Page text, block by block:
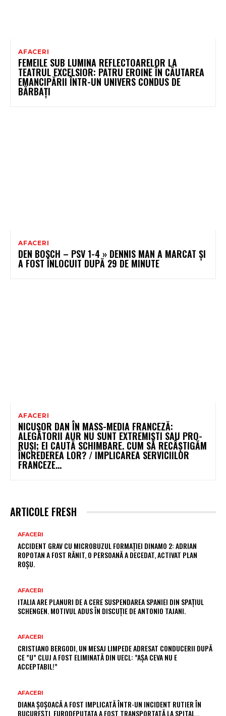
AFACERI
FEMEILE SUB LUMINA REFLECTOARELOR LA
TEATRUL EXCELSIOR: PATRU EROINE ÎN CĂUTAREA
EMANCIPĂRII ÎNTR-UN UNIVERS CONDUS DE
BĂRBAȚI
AFACERI
DEN BOSCH – PSV 1-4 » DENNIS MAN A MARCAT ȘI
A FOST ÎNLOCUIT DUPĂ 29 DE MINUTE
AFACERI
NICUȘOR DAN ÎN MASS-MEDIA FRANCEZĂ:
ALEGĂTORII AUR NU SUNT EXTREMIȘTI SAU PRO-
RUȘI; EI CAUTĂ SCHIMBARE. CUM SĂ RECÂȘTIGĂM
ÎNCREDEREA LOR? / IMPLICAREA SERVICIILOR
FRANCEZE...
ARTICOLE FRESH
AFACERI
ACCIDENT GRAV CU MICROBUZUL FORMAȚIEI DINAMO 2: ADRIAN
ROPOTAN A FOST RĂNIT, O PERSOANĂ A DECEDAT, ACTIVAT PLAN
ROȘU.
AFACERI
ITALIA ARE PLANURI DE A CERE SUSPENDAREA SPANIEI DIN SPAȚIUL
SCHENGEN. MOTIVUL ADUS ÎN DISCUȚIE DE ANTONIO TAJANI.
AFACERI
CRISTIANO BERGODI, UN MESAJ LIMPEDE ADRESAT CONDUCERII DUPĂ
CE ”U” CLUJ A FOST ELIMINATĂ DIN UECL: ”AȘA CEVA NU E
ACCEPTABIL!”
AFACERI
DIANA ȘOȘOACĂ A FOST IMPLICATĂ ÎNTR-UN INCIDENT RUTIER ÎN
BUCUREȘTI. EURODEPUTATA A FOST TRANSPORTATĂ LA SPITAL…